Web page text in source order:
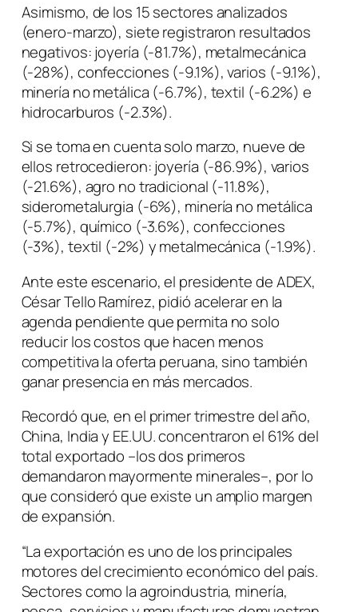
Asimismo, de los 15 sectores analizados
(enero-marzo), siete registraron resultados
negativos: joyería (-81.7%), metalmecánica
(-28%), confecciones (-9.1%), varios (-9.1%),
minería no metálica (-6.7%), textil (-6.2%) e
hidrocarburos (-2.3%).
Si se toma en cuenta solo marzo, nueve de
ellos retrocedieron: joyería (-86.9%), varios
(-21.6%), agro no tradicional (-11.8%),
siderometalurgia (-6%), minería no metálica
(-5.7%), químico (-3.6%), confecciones
(-3%), textil (-2%) y metalmecánica (-1.9%).
Ante este escenario, el presidente de ADEX,
César Tello Ramírez, pidió acelerar en la
agenda pendiente que permita no solo
reducir los costos que hacen menos
competitiva la oferta peruana, sino también
ganar presencia en más mercados.
Recordó que, en el primer trimestre del año,
China, India y EE.UU. concentraron el 61% del
total exportado –los dos primeros
demandaron mayormente minerales–, por lo
que consideró que existe un amplio margen
de expansión.
“La exportación es uno de los principales
motores del crecimiento económico del país.
Sectores como la agroindustria, minería,